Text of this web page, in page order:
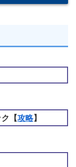
【攻略】